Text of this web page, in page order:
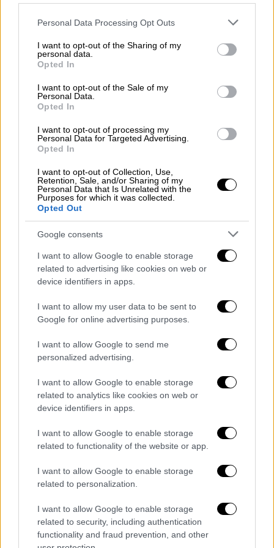
Please note that this website/app uses one or more Google
not limited to your visit or usage behaviour. You may click to
grant or deny consent to Google and its third-party tags to
use your data for below specified purposes in below Google
consent section.
Personal Data Processing Opt Outs
I want to opt-out of the Sharing of my
personal data.
Opted In
I want to opt-out of the Sale of my
Personal Data.
Opted In
I want to opt-out of processing my
Personal Data for Targeted Advertising.
Opted In
I want to opt-out of Collection, Use,
Retention, Sale, and/or Sharing of my
Personal Data that Is Unrelated with the
Purposes for which it was collected.
Opted Out
Google consents
I want to allow Google to enable storage
related to advertising like cookies on web or
device identifiers in apps.
I want to allow my user data to be sent to
Google for online advertising purposes.
I want to allow Google to send me
personalized advertising.
I want to allow Google to enable storage
related to analytics like cookies on web or
device identifiers in apps.
I want to allow Google to enable storage
related to functionality of the website or app.
I want to allow Google to enable storage
related to personalization.
I want to allow Google to enable storage
related to security, including authentication
functionality and fraud prevention, and other
Καπέσοβο- αναφέρει το
-θα
εισπνεύσετε τον καθαρό αέρα του βουνού
στα 1.120 μέτρα υψόμετρο, θα απολαύσετε
τη βόλτα σας στα πέτρινα καλντερίμια και θα
θαυμάσετε τα αρχοντικά με την παραδοσιακή
ζαγορίσια αρχιτεκτονική. Κάντε μια στάση
τον καφέ σας, γλυκό ή μεζέδες στο
παραδοσιακό καφενείο «
βρίσκεται εκεί.
Καθώς χαζεύετε τη θέα, το βλέμμα σας θα
πέσει σε ένα όμορφο κτήριο. Πρόκειται για
την Πασχάλειο Σχολή, η οποία
ολοκληρώθηκε το 1861 και ήταν δωρεά δύο
επιφανών κατοίκων, του Κωνσταντίνου και
του Παύλου Πασχάλη. Ήταν η μεγαλύτερη
σχολή του Ζαγορίου και λειτουργούσε μέχρι
και το 1985. Η Πασχάλειος Σχολή
οφείλει τη
φήμη της στη βιβλιοθήκη της και κυρίως στο
γνήσιο αντίτυπο της Χάρτας του Ρήγα
Φεραίου που φυλάσσεται εκεί. Σήμερα ο
διαμόρφωσε το ισόγειο σε λαογραφικό
μουσείο που αναπαριστά μια παραδοσιακή
ζαγορίσια κατοικία.
Το Καπέσοβο, όμως, φημίζεται και για τους
μπογάδες», οι οποίοι κόσμησαν κατά τον
18ο και 19ο αιώνα δεκάδες ναούς στην
Ήπειρο. Μια επίσκεψη στην εκκλησία του
Αγίου Νικολάου (1793) που βρίσκεται εδώ,
αποδεικνύει περίτρανα τη σπουδαιότητα της